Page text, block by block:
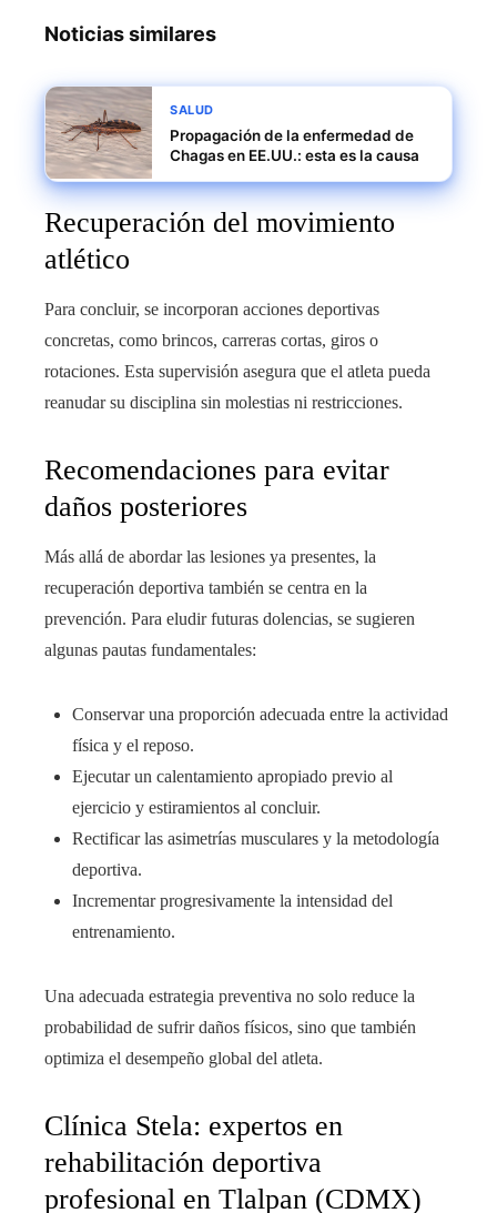
Noticias similares
SALUD
Propagación de la enfermedad de
Chagas en EE.UU.: esta es la causa
Recuperación del movimiento
atlético
Para concluir, se incorporan acciones deportivas
concretas, como brincos, carreras cortas, giros o
rotaciones. Esta supervisión asegura que el atleta pueda
reanudar su disciplina sin molestias ni restricciones.
Recomendaciones para evitar
daños posteriores
Más allá de abordar las lesiones ya presentes, la
recuperación deportiva también se centra en la
prevención. Para eludir futuras dolencias, se sugieren
algunas pautas fundamentales:
Conservar una proporción adecuada entre la actividad
física y el reposo.
Ejecutar un calentamiento apropiado previo al
ejercicio y estiramientos al concluir.
Rectificar las asimetrías musculares y la metodología
deportiva.
Incrementar progresivamente la intensidad del
entrenamiento.
Una adecuada estrategia preventiva no solo reduce la
probabilidad de sufrir daños físicos, sino que también
optimiza el desempeño global del atleta.
Clínica Stela: expertos en
rehabilitación deportiva
profesional en Tlalpan (CDMX)